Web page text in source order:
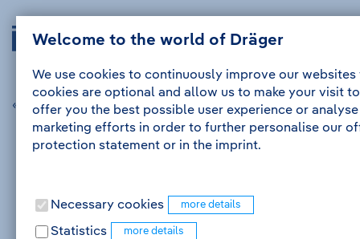
Skip
the
content
Login
Skip
the
navigation
Drägerwerk
AG
KGaA
Welcome to the world of Dräger
We use cookies to continuously improve our websites
cookies are optional and allow us to make your visit
offer you the best possible user experience or
marketing efforts in order to further personalise our
protection statement or in the imprint.
Necessary cookies
Statistics
« previous jobad next jobad »